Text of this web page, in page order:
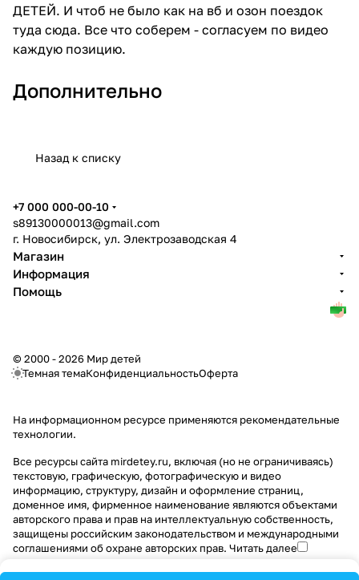
ДЕТЕЙ. И чтоб не было как на вб и озон поездок
туда сюда. Все что соберем - согласуем по видео
каждую позицию.
Дополнительно
Назад к списку
+7 000 000-00-10
s89130000013@gmail.com
г. Новосибирск, ул. Электрозаводская 4
Магазин
Информация
Помощь
© 2000 - 2026 Мир детей
Темная темаКонфиденциальностьОферта
На информационном ресурсе применяются рекомендательные
технологии.
Все ресурсы сайта mirdetey.ru, включая (но не ограничиваясь)
текстовую, графическую, фотографическую и видео
информацию, структуру, дизайн и оформление страниц,
доменное имя, фирменное наименование являются объектами
авторского права и прав на интеллектуальную собственность,
защищены российским законодательством и международными
соглашениями об охране авторских прав. Читать далее